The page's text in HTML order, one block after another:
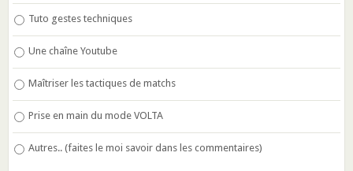
Tuto gestes techniques
Une chaîne Youtube
Maîtriser les tactiques de matchs
Prise en main du mode VOLTA
Autres.. (faites le moi savoir dans les commentaires)